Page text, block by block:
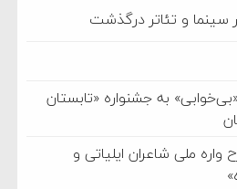
سینما و تئاتر درگذشت
به جشنواره «تابستان
ملی شاعران ایلیاتی و